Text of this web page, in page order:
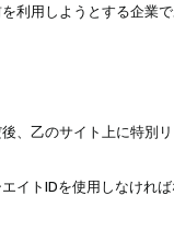
利用しようとする企業
、乙のサイト上に特別
イトIDを使用しなけれ